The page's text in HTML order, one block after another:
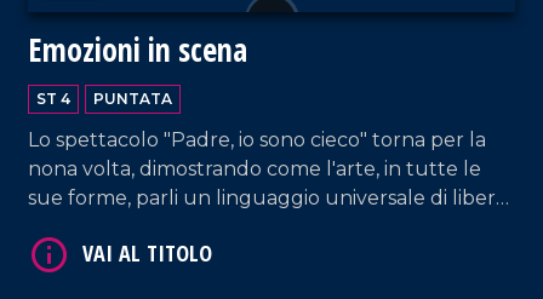
Emozioni in scena
ST 4 PUNTATA
Lo spettacolo "Padre, io sono cieco" torna per la
nona volta, dimostrando come l'arte, in tutte le
sue forme, parli un linguaggio universale di libertà
VAI AL TITOLO